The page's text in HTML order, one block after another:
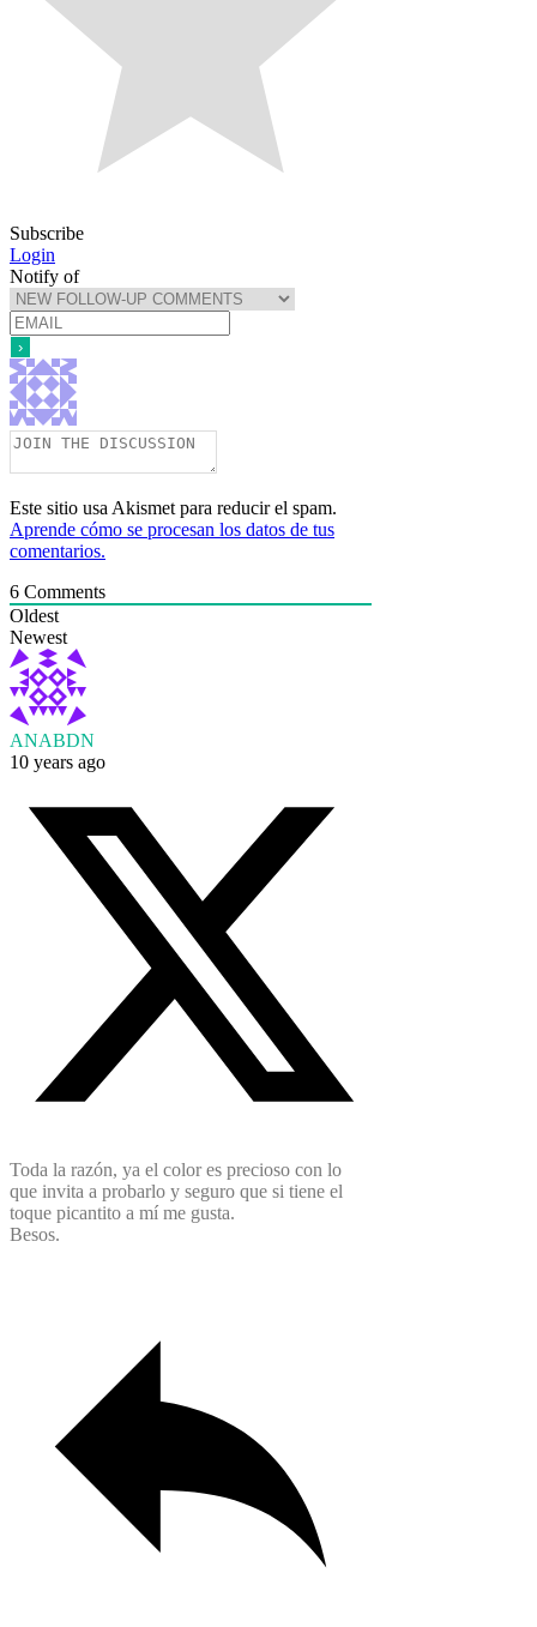
Subscribe
Login
Notify of
Este sitio usa Akismet para reducir el spam.
Aprende cómo se procesan los datos de tus
comentarios.
6 Comments
Oldest
Newest
ANABDN
10 years ago
Toda la razón, ya el color es precioso con lo
que invita a probarlo y seguro que si tiene el
toque picantito a mí me gusta.
Besos.